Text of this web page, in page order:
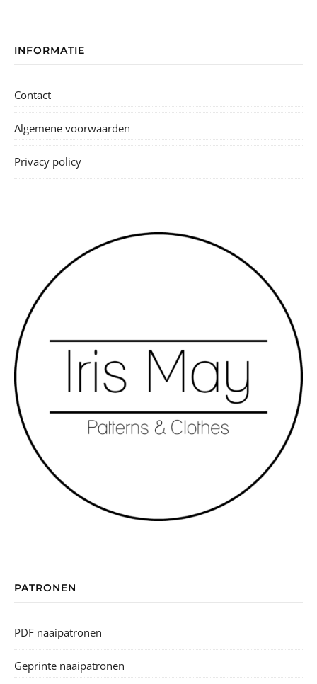
INFORMATIE
Contact
Algemene voorwaarden
Privacy policy
PATRONEN
PDF naaipatronen
Geprinte naaipatronen